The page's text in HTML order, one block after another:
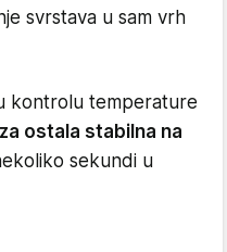
svrstava u sam vrh
kontrolu temperature
ostala stabilna na
sekundi u